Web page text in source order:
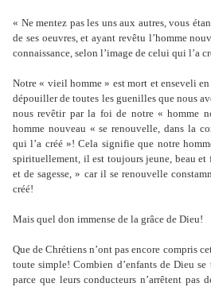
« Ne mentez pas les uns aux autres, vous
de ses oeuvres, et ayant revêtu l’homme
connaissance, selon l’image de celui qui l’a
Notre « vieil homme » est mort et enseveli
dépouiller de toutes les guenilles que nous
nous revêtir par la foi de notre « homme
homme nouveau « se renouvelle, dans la
qui l’a créé »! Cela signifie que notre
spirituellement, il est toujours jeune, beau et
et de sagesse, » car il se renouvelle
créé!
Mais quel don immense de la grâce de Dieu!
Que de Chrétiens n’ont pas encore compris
toute simple! Combien d’enfants de Dieu se
parce que leurs conducteurs n’arrêtent pas